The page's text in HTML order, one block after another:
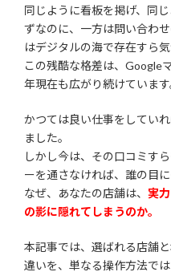
同じように看板を掲げ、同
ずなのに、一方は問い合わ
はデジタルの海で存在すら気
この残酷な格差は、Google
年現在も広がり続けています
かつては良い仕事をしてい
ました。
しかし今は、その口コミす
ーを通さなければ、誰の目に
なぜ、あなたの店舗は、 実
の影に隠れてしまうのか。
本記事では、選ばれる店舗
違いを、単なる操作方法では